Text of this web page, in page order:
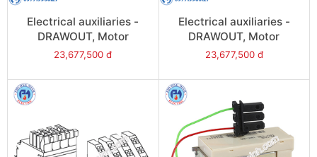
Electrical auxiliaries -
DRAWOUT, Motor
mechanism (MCH),
48529
23,677,500 đ
Electrical auxiliaries -
DRAWOUT, Motor
mechanism (MCH),
23,677,500 đ